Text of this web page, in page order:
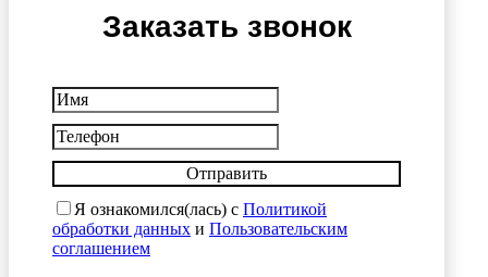
Заказать звонок
Отправить
Я ознакомился(лась) с Политикой
обработки данных и Пользовательским
соглашением